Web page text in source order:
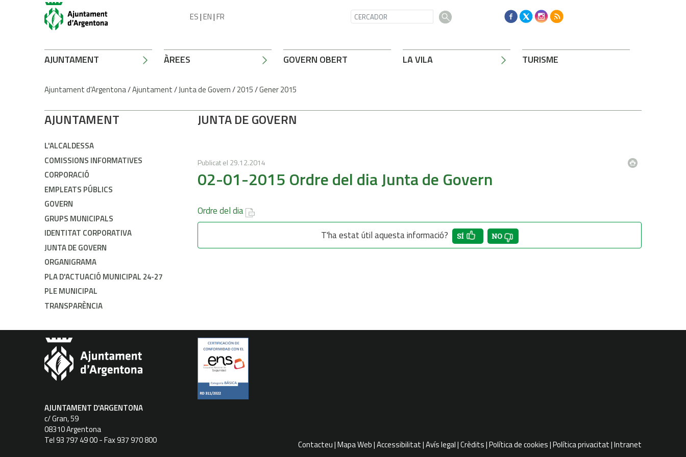
ES|EN|FR
AJUNTAMENT ÀREES GOVERN OBERT LA VILA TURISME
Ajuntament d'Argentona/Ajuntament/Junta de Govern/2015/Gener 2015
AJUNTAMENT
L'ALCALDESSA
COMISSIONS INFORMATIVES
CORPORACIÓ
EMPLEATS PÚBLICS
GOVERN
GRUPS MUNICIPALS
IDENTITAT CORPORATIVA
JUNTA DE GOVERN
ORGANIGRAMA
PLA D'ACTUACIÓ MUNICIPAL 24-27
PLE MUNICIPAL
TRANSPARÈNCIA
JUNTA DE GOVERN
Publicat el 29.12.2014
02-01-2015 Ordre del dia Junta de Govern
Ordre del dia
T'ha estat útil aquesta informació?
AJUNTAMENT D'ARGENTONA
c/ Gran, 59
08310 Argentona
Tel 93 797 49 00 - Fax 937 970 800
Intranet
Política privacitat
Política de cookies
Crèdits
Avís legal
Accessibilitat
Mapa Web
Contacteu